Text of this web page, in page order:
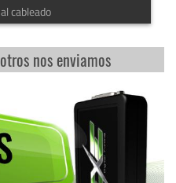
cableado
nos enviamos